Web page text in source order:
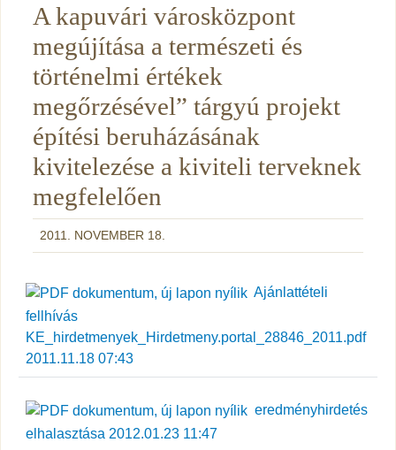
A kapuvári városközpont
megújítása a természeti és
történelmi értékek
megőrzésével” tárgyú projekt
építési beruházásának
kivitelezése a kiviteli terveknek
megfelelően
2011. NOVEMBER 18.
Ajánlattételi
fellhívás
KE_hirdetmenyek_Hirdetmeny.portal_28846_2011.pdf
2011.11.18 07:43
eredményhirdetés
elhalasztása 2012.01.23 11:47